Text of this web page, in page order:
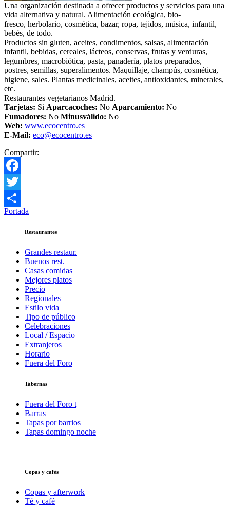
Una organización destinada a ofrecer productos y servicios para una
vida alternativa y natural. Alimentación ecológica, bio-
fresco, herbolario, cosmética, bazar, ropa, tejidos, música, infantil,
bebés, de todo.
Productos sin gluten, aceites, condimentos, salsas, alimentación
infantil, bebidas, cereales, lácteos, conservas, frutas y verduras,
legumbres, macrobiótica, pasta, panadería, platos preparados,
postres, semillas, superalimentos. Maquillaje, champús, cosmética,
higiene, sales. Plantas medicinales, aceites, antioxidantes, minerales,
etc.
Restaurantes vegetarianos Madrid.
Tarjetas: Si Aparcacoches: No Aparcamiento: No
Fumadores: No Minusválido: No
Web: www.ecocentro.es
E-Mail: eco@ecocentro.es
Compartir:
Facebook
Twitter
Compartir
Portada
Restaurantes
Grandes restaur.
Buenos rest.
Casas comidas
Mejores platos
Precio
Regionales
Estilo vida
Tipo de público
Celebraciones
Local / Espacio
Extranjeros
Horario
Fuera del Foro
Tabernas
Fuera del Foro t
Barras
Tapas por barrios
Tapas domingo noche
Copas y cafés
Copas y afterwork
Té y café